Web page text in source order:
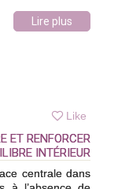
Lire plus
Like
ET RENFORCER
INTÉRIEUR
centrale dans